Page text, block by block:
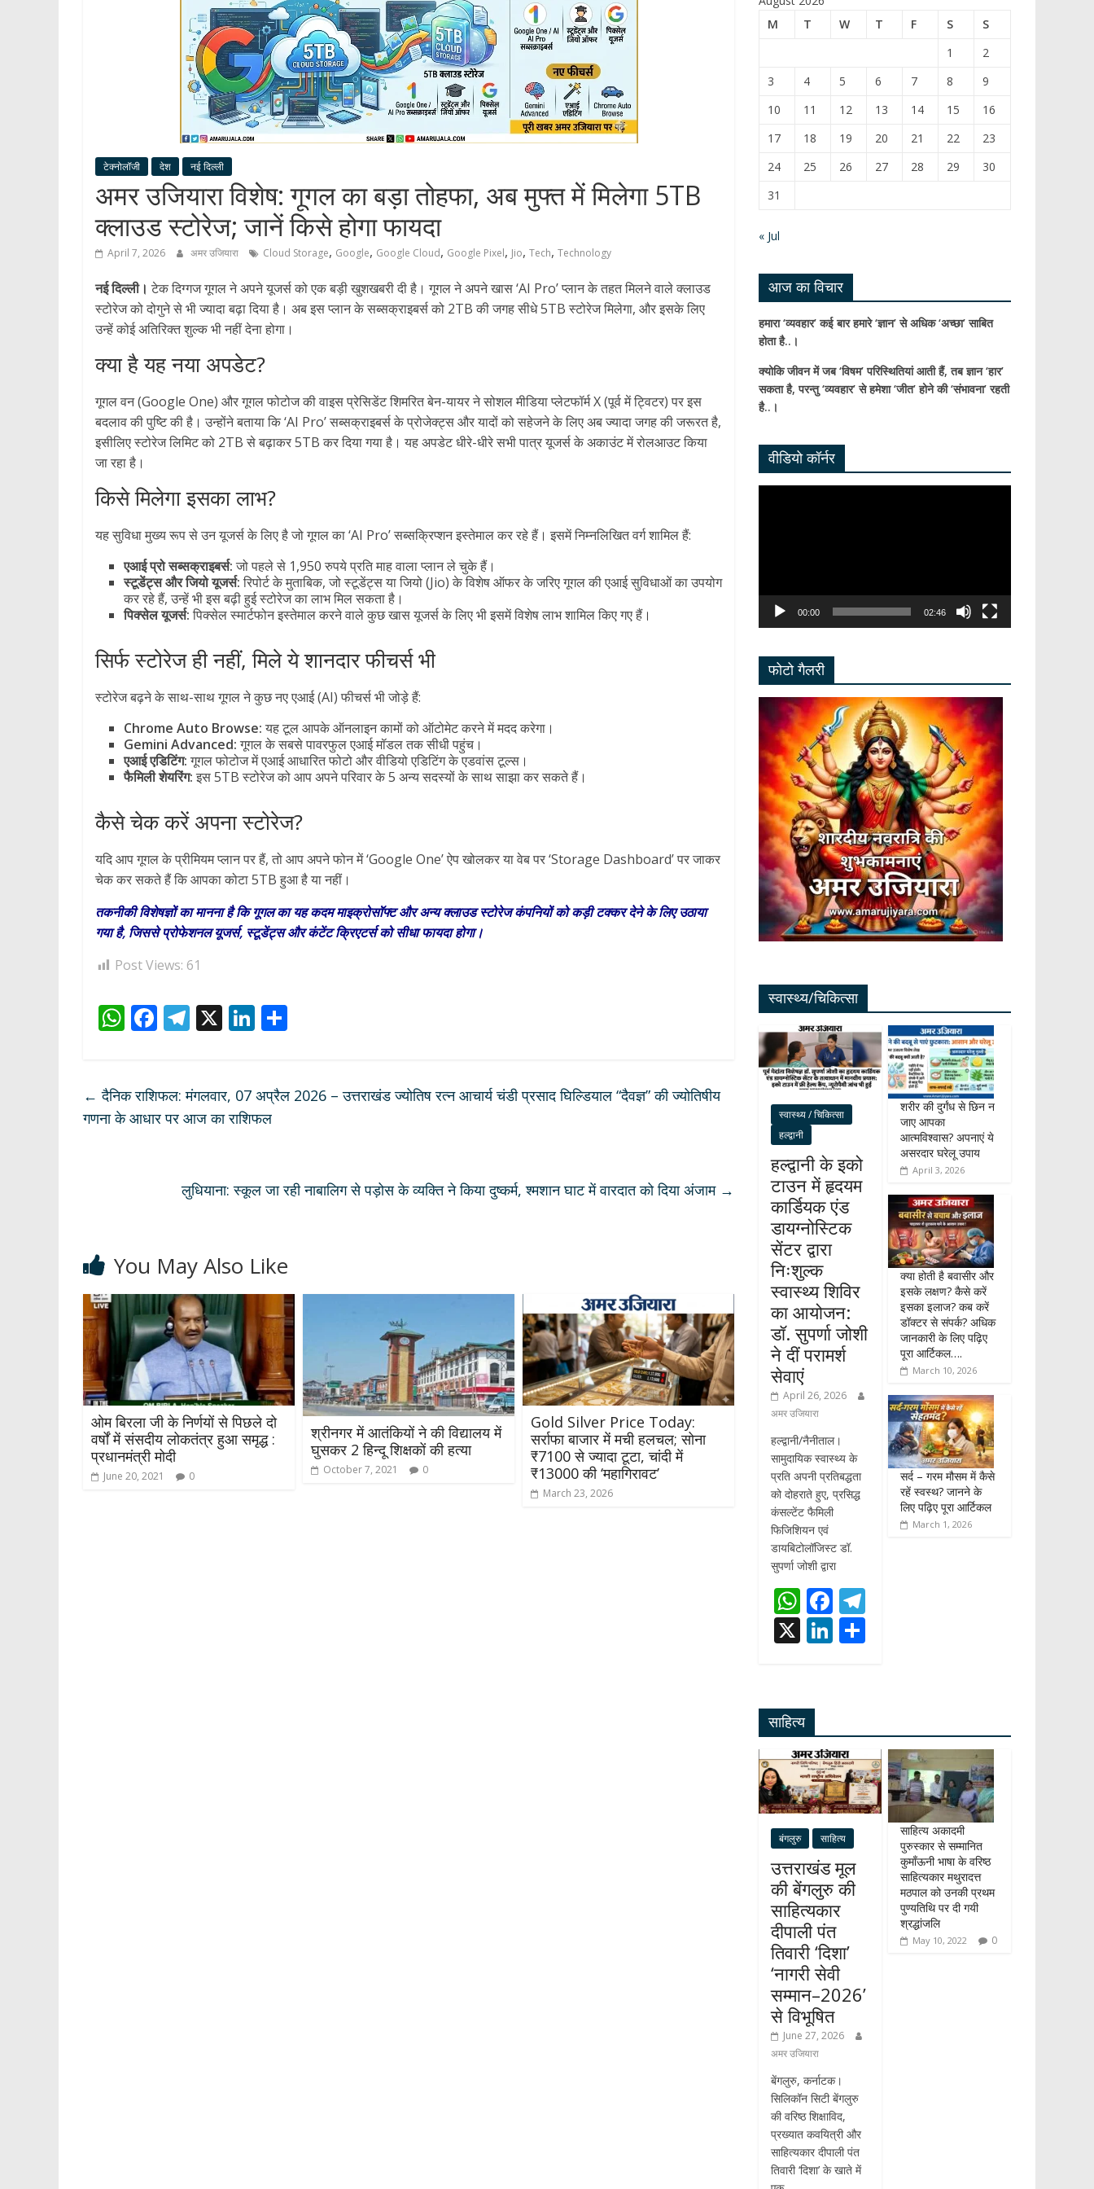
टेक्नोलॉजी देश नई दिल्ली
अमर उजियारा विशेष: गूगल का बड़ा तोहफा, अब मुफ्त में मिलेगा 5TB
क्लाउड स्टोरेज; जानें किसे होगा फायदा
April 7, 2026 अमर उजियारा Cloud Storage, Google, Google Cloud, Google Pixel, Jio, Tech, Technology
नई दिल्ली। टेक दिग्गज गूगल ने अपने यूजर्स को एक बड़ी खुशखबरी दी है। गूगल ने अपने खास ‘AI Pro’ प्लान के तहत मिलने वाले क्लाउड
स्टोरेज को दोगुने से भी ज्यादा बढ़ा दिया है। अब इस प्लान के सब्सक्राइबर्स को 2TB की जगह सीधे 5TB स्टोरेज मिलेगा, और इसके लिए
उन्हें कोई अतिरिक्त शुल्क भी नहीं देना होगा।
क्या है यह नया अपडेट?
गूगल वन (Google One) और गूगल फोटोज की वाइस प्रेसिडेंट शिमरित बेन-यायर ने सोशल मीडिया प्लेटफॉर्म X (पूर्व में ट्विटर) पर इस
बदलाव की पुष्टि की है। उन्होंने बताया कि ‘AI Pro’ सब्सक्राइबर्स के प्रोजेक्ट्स और यादों को सहेजने के लिए अब ज्यादा जगह की जरूरत है,
इसीलिए स्टोरेज लिमिट को 2TB से बढ़ाकर 5TB कर दिया गया है। यह अपडेट धीरे-धीरे सभी पात्र यूजर्स के अकाउंट में रोलआउट किया
जा रहा है।
किसे मिलेगा इसका लाभ?
यह सुविधा मुख्य रूप से उन यूजर्स के लिए है जो गूगल का ‘AI Pro’ सब्सक्रिप्शन इस्तेमाल कर रहे हैं। इसमें निम्नलिखित वर्ग शामिल हैं:
एआई प्रो सब्सक्राइबर्स:जो पहले से 1,950 रुपये प्रति माह वाला प्लान ले चुके हैं।
स्टूडेंट्स और जियो यूजर्स:रिपोर्ट के मुताबिक, जो स्टूडेंट्स या जियो (Jio) के विशेष ऑफर के जरिए गूगल की एआई सुविधाओं का उपयोग
कर रहे हैं, उन्हें भी इस बढ़ी हुई स्टोरेज का लाभ मिल सकता है।
पिक्सेल यूजर्स:पिक्सेल स्मार्टफोन इस्तेमाल करने वाले कुछ खास यूजर्स के लिए भी इसमें विशेष लाभ शामिल किए गए हैं।
सिर्फ स्टोरेज ही नहीं, मिले ये शानदार फीचर्स भी
स्टोरेज बढ़ने के साथ-साथ गूगल ने कुछ नए एआई (AI) फीचर्स भी जोड़े हैं:
Chrome Auto Browse:यह टूल आपके ऑनलाइन कामों को ऑटोमेट करने में मदद करेगा।
Gemini Advanced:गूगल के सबसे पावरफुल एआई मॉडल तक सीधी पहुंच।
एआई एडिटिंग:गूगल फोटोज में एआई आधारित फोटो और वीडियो एडिटिंग के एडवांस टूल्स।
फैमिली शेयरिंग:इस 5TB स्टोरेज को आप अपने परिवार के 5 अन्य सदस्यों के साथ साझा कर सकते हैं।
कैसे चेक करें अपना स्टोरेज?
यदि आप गूगल के प्रीमियम प्लान पर हैं, तो आप अपने फोन में ‘Google One’ ऐप खोलकर या वेब पर ‘Storage Dashboard’ पर जाकर
चेक कर सकते हैं कि आपका कोटा 5TB हुआ है या नहीं।
तकनीकी विशेषज्ञों का मानना है कि गूगल का यह कदम माइक्रोसॉफ्ट और अन्य क्लाउड स्टोरेज कंपनियों को कड़ी टक्कर देने के लिए उठाया
गया है, जिससे प्रोफेशनल यूजर्स, स्टूडेंट्स और कंटेंट क्रिएटर्स को सीधा फायदा होगा।
Post Views: 61
W
s
A
F
b
o
T
gr
a
X Li
e
dI
e
← दैनिक राशिफल: मंगलवार, 07 अप्रैल 2026 – उत्तराखंड ज्योतिष रत्न आचार्य चंडी प्रसाद घिल्डियाल “दैवज्ञ” की ज्योतिषीय
गणना के आधार पर आज का राशिफल
लुधियाना: स्कूल जा रही नाबालिग से पड़ोस के व्यक्ति ने किया दुष्कर्म, श्मशान घाट में वारदात को दिया अंजाम →
You May Also Like
ओम बिरला जी के निर्णयों से पिछले दो
वर्षों में संसदीय लोकतंत्र हुआ समृद्ध :
प्रधानमंत्री मोदी
June 20, 2021 0
श्रीनगर में आतंकियों ने की विद्यालय में
घुसकर 2 हिन्दू शिक्षकों की हत्या
October 7, 2021 0
Gold Silver Price Today:
सर्राफा बाजार में मची हलचल; सोना
₹7100 से ज्यादा टूटा, चांदी में
₹13000 की ‘महागिरावट’
March 23, 2026
M
T W T F S
S
1
2
3
4 5 6 7 8
9
10
11 12 13 14 15
16
17
18 19 20 21 22
23
24
25 26 27 28 29
30
31
« Jul
आज का विचार
हमारा ‘व्यवहार’ कई बार हमारे ‘ज्ञान’ से अधिक ‘अच्छा’ साबित
होता है..।
क्योकि जीवन में जब ‘विषम’ परिस्थितियां आती हैं,तब ज्ञान ‘हार’
सकता है,परन्तु ‘व्यवहार’ से हमेशा ‘जीत’ होने की ‘संभावना’ रहती
है..।
वीडियो कॉर्नर
00:00 02:46
फोटो गैलरी
स्वास्थ्य/चिकित्सा
स्वास्थ्य / चिकित्सा
हल्द्वानी
हल्द्वानी के इको
टाउन में हृदयम
कार्डियक एंड
डायग्नोस्टिक
सेंटर द्वारा
निःशुल्क
स्वास्थ्य शिविर
का आयोजन:
डॉ. सुपर्णा जोशी
ने दीं परामर्श
सेवाएं
April 26, 2026
अमर उजियारा
हल्द्वानी/नैनीताल।
सामुदायिक स्वास्थ्य के
प्रति अपनी प्रतिबद्धता
को दोहराते हुए, प्रसिद्ध
कंसल्टेंट फैमिली
फिजिशियन एवं
डायबिटोलॉजिस्ट डॉ.
सुपर्णा जोशी द्वारा
W
h
at
A
p
p
F
ac
e
o
k
m
X Li
dI
n
शरीर की दुर्गंध से छिन न
जाए आपका
आत्मविश्वास? अपनाएं ये
असरदार घरेलू उपाय
April 3, 2026
क्या होती है बवासीर और
इसके लक्षण? कैसे करें
इसका इलाज? कब करें
डॉक्टर से संपर्क? अधिक
जानकारी के लिए पढ़िए
पूरा आर्टिकल….
March 10, 2026
सर्द – गरम मौसम में कैसे
रहें स्वस्थ? जानने के
लिए पढ़िए पूरा आर्टिकल
March 1, 2026
साहित्य
बंगलुरु साहित्य
उत्तराखंड मूल
की बेंगलुरु की
साहित्यकार
दीपाली पंत
तिवारी ‘दिशा’
‘नागरी सेवी
सम्मान–2026’
से विभूषित
June 27, 2026
अमर उजियारा
बेंगलुरु, कर्नाटक।
सिलिकॉन सिटी बेंगलुरु
की वरिष्ठ शिक्षाविद,
प्रख्यात कवयित्री और
साहित्यकार दीपाली पंत
तिवारी ‘दिशा’ के खाते में
साहित्य अकादमी
पुरुस्कार से सम्मानित
कुमाँऊनी भाषा के वरिष्ठ
साहित्यकार मथुरादत्त
मठपाल को उनकी प्रथम
पुण्यतिथि पर दी गयी
श्रद्धांजलि
May 10, 2022 0